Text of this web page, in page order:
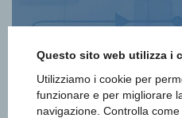
Questo sito web utilizza i
Utilizziamo i cookie per
funzionare e per migliorare
navigazione. Controlla
Iscriviti